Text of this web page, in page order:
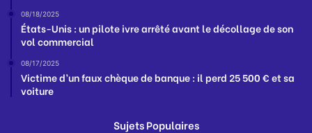
08/18/2025
États-Unis : un pilote ivre arrêté avant le décollage de son
vol commercial
08/17/2025
Victime d’un faux chèque de banque : il perd 25 500 € et sa
voiture
Sujets Populaires